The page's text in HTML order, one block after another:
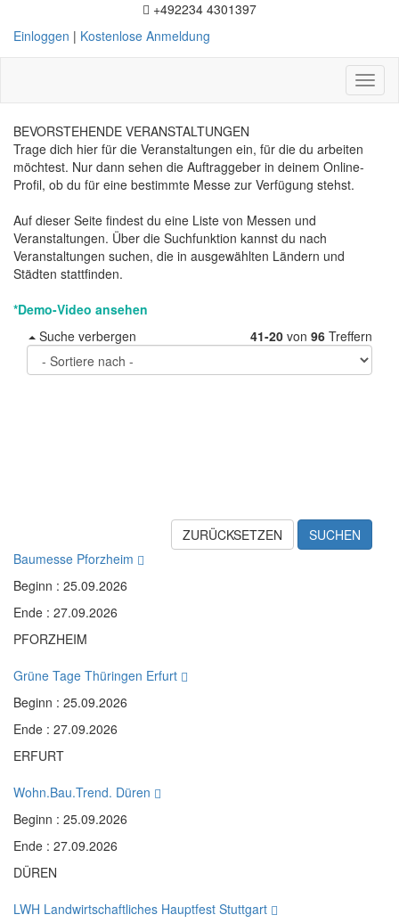
+492234 4301397
Einloggen | Kostenlose Anmeldung
BEVORSTEHENDE VERANSTALTUNGEN
Trage dich hier für die Veranstaltungen ein, für die du arbeiten
möchtest. Nur dann sehen die Auftraggeber in deinem Online-
Profil, ob du für eine bestimmte Messe zur Verfügung stehst.
Auf dieser Seite findest du eine Liste von Messen und
Veranstaltungen. Über die Suchfunktion kannst du nach
Veranstaltungen suchen, die in ausgewählten Ländern und
Städten stattfinden.
*Demo-Video ansehen
Suche verbergen
41-20 von 96 Treffern
ZURÜCKSETZEN
SUCHEN
Baumesse Pforzheim
Beginn : 25.09.2026
Ende : 27.09.2026
PFORZHEIM
Grüne Tage Thüringen Erfurt
Beginn : 25.09.2026
Ende : 27.09.2026
ERFURT
Wohn.Bau.Trend. Düren
Beginn : 25.09.2026
Ende : 27.09.2026
DÜREN
LWH Landwirtschaftliches Hauptfest Stuttgart